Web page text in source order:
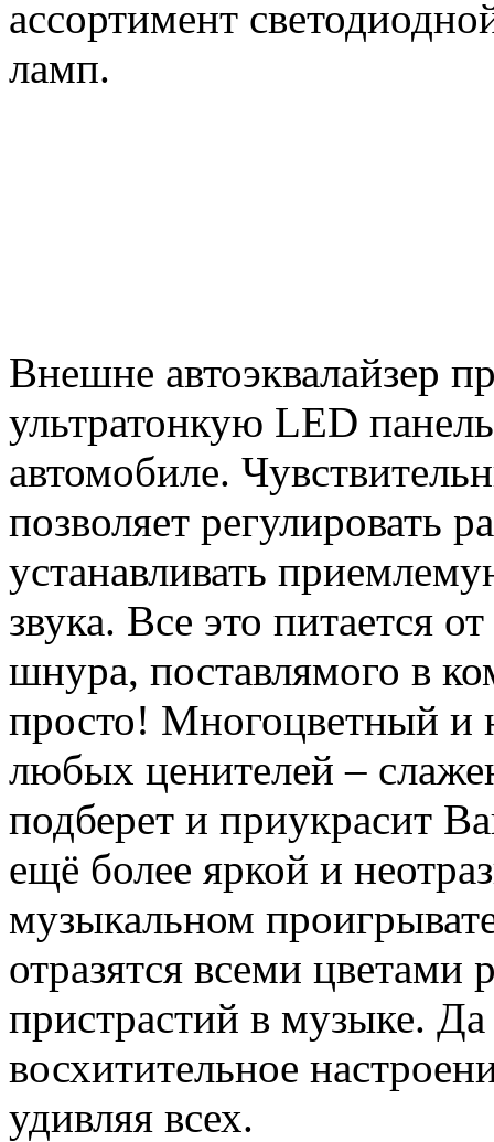
ассортимент
ламп.
Внешне автоэквалайзер
ультратонкую LED
автомобиле.
позволяет регулировать
устанавливать
звука. Все это питается
шнура, поставлямого в
просто! Многоцветный и
любых ценителей –
подберет и приукрасит
ещё более яркой и
музыкальном
отразятся всеми
пристрастий в музыке.
восхитительное
удивляя всех.